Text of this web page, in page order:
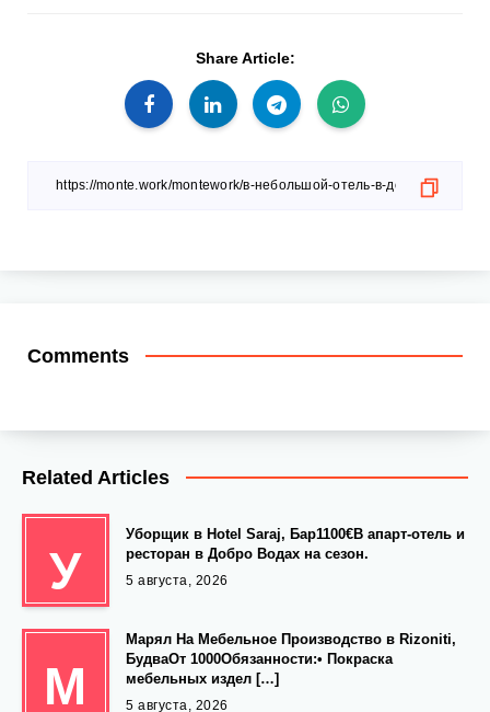
Share Article:
Comments
Related Articles
У
Уборщик в Hotel Saraj, Бар1100€В апарт-отель и
ресторан в Добро Водах на сезон.
5 августа, 2026
М
Марял На Мебельное Производство в Rizoniti,
БудваОт 1000Обязанности:• Покраска
мебельных издел […]
5 августа, 2026